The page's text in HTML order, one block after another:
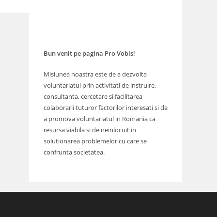
Bun venit pe pagina Pro Vobis!
Misiunea noastra este de a dezvolta
voluntariatul prin activitati de instruire,
consultanta, cercetare si facilitarea
colaborarii tuturor factorilor interesati si de
a promova voluntariatul in Romania ca
resursa viabila si de neinlocuit in
solutionarea problemelor cu care se
confrunta societatea.